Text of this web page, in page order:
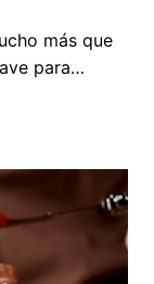
más que
para…